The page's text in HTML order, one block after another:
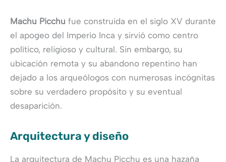
Machu Picchu fue construida en el siglo XV durante
el apogeo del Imperio Inca y sirvió como centro
político, religioso y cultural. Sin embargo, su
ubicación remota y su abandono repentino han
dejado a los arqueólogos con numerosas incógnitas
sobre su verdadero propósito y su eventual
desaparición.
Arquitectura y diseño
La arquitectura de Machu Picchu es una hazaña